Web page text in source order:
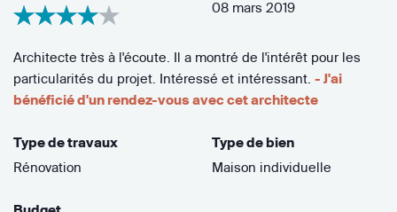
08 mars 2019
Architecte très à l'écoute. Il a montré de l'intérêt pour les
particularités du projet. Intéressé et intéressant. - J'ai
bénéficié d'un rendez-vous avec cet architecte
Type de travaux
Rénovation
Type de bien
Maison individuelle